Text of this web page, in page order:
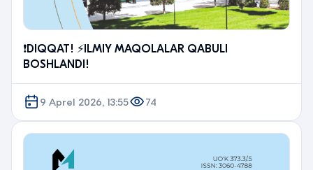
❗️DIQQAT! ⚡️ILMIY MAQOLALAR QABULI
BOSHLANDI!
9 Aprel 2026, 13:55 74